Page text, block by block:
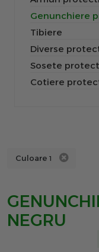
Genunchiere
Tibiere
Diverse
Sosete
Cotiere
Culoare 1
NEGRU